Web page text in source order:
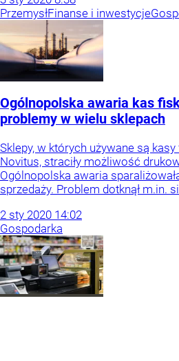
PrzemysłFinanse i inwestycje
Ogólnopolska awaria kas
problemy w wielu sklepach
Sklepy, w których używane są
Novitus, straciły możliwość
Ogólnopolska awaria
sprzedaży. Problem dotknął m.in.
2 sty 2020 14:02
Gospodarka